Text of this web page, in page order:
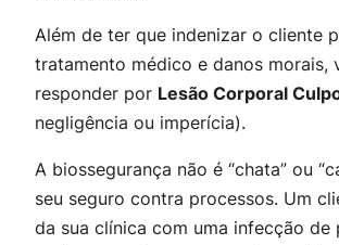
Além de ter que indenizar o cliente
tratamento médico e danos morais,
responder por Lesão Corporal
negligência ou imperícia).
A biossegurança não é “chata” ou
seu seguro contra processos. Um
da sua clínica com uma infecção de